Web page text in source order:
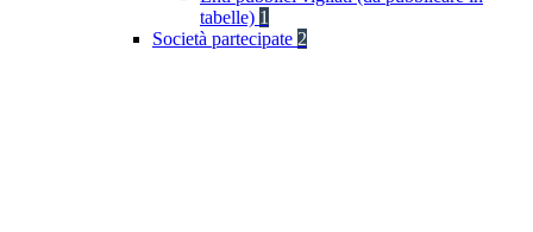
tabelle) 1
Società partecipate 2